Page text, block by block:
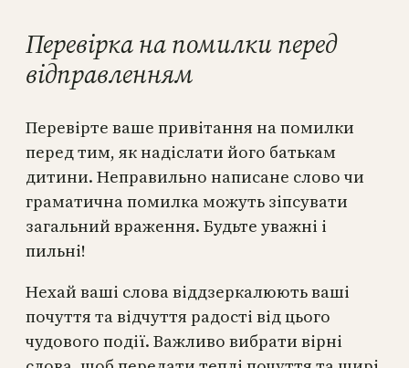
Перевірка на помилки перед
відправленням
Перевірте ваше привітання на помилки
перед тим, як надіслати його батькам
дитини. Неправильно написане слово чи
граматична помилка можуть зіпсувати
загальний враження. Будьте уважні і
пильні!
Нехай ваші слова віддзеркалюють ваші
почуття та відчуття радості від цього
чудового події. Важливо вибрати вірні